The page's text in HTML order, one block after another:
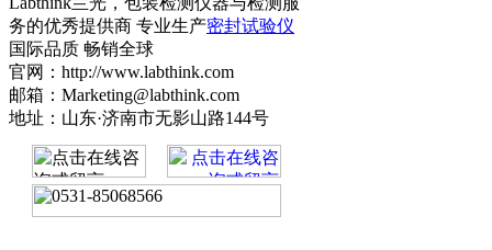
务的优秀提供商 专业生产密封试验仪
国际品质 畅销全球
官网：http://www.labthink.com
邮箱：Marketing@labthink.com
地址：山东·济南市无影山路144号